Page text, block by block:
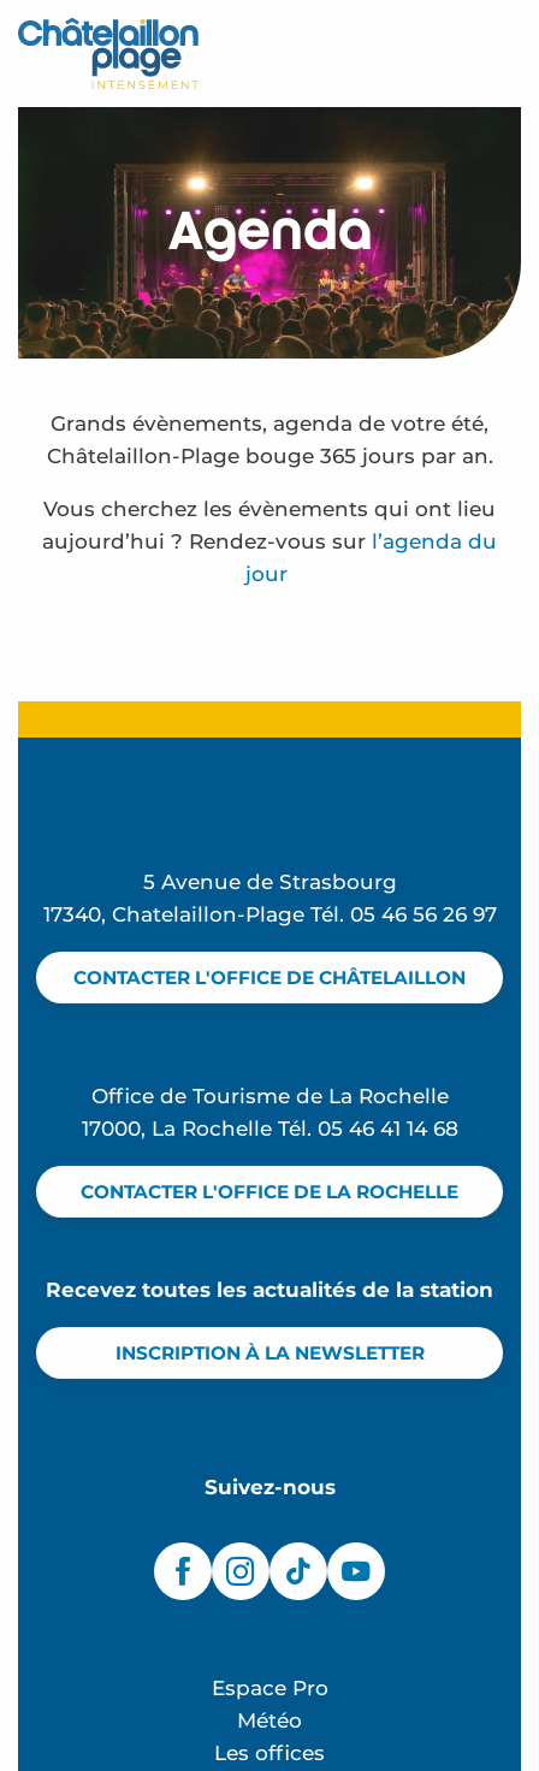
Aller
au
principal
Accueil
Découvrir
Activités
Rendez-vous
Votre séjour
Espace Pro
Agenda
Grands évènements, agenda de votre été,
Châtelaillon-Plage bouge 365 jours par an.
Vous cherchez les évènements qui ont lieu
aujourd’hui ? Rendez-vous sur l’agenda du
jour
Atelier P'tit tailleur de pierre - L'été à Beauséjour
Stage sauvetage aquatique
Badminton Loisir et Tennis de Table
Yoga pilates avec Valérie
Zumba avec Valérie
5 Avenue de Strasbourg
17340, Chatelaillon-Plage Tél. 05 46 56 26 97
CONTACTER L'OFFICE DE CHÂTELAILLON
Office de Tourisme de La Rochelle
17000, La Rochelle Tél. 05 46 41 14 68
CONTACTER L'OFFICE DE LA ROCHELLE
Recevez toutes les actualités de la station
INSCRIPTION À LA NEWSLETTER
Suivez-nous
Espace Pro
Météo
Les offices